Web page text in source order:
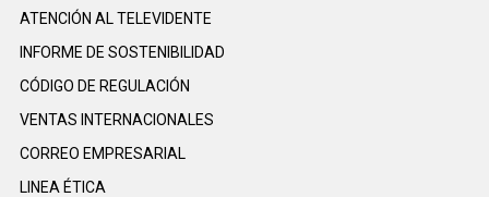
ATENCIÓN AL TELEVIDENTE
INFORME DE SOSTENIBILIDAD
CÓDIGO DE REGULACIÓN
VENTAS INTERNACIONALES
CORREO EMPRESARIAL
LINEA ÉTICA